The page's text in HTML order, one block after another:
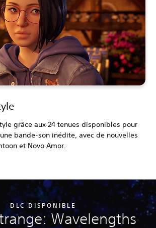
grâce aux 24 tenues disponibles pour
bande-son inédite, avec de nouvelles
et Novo Amor.
DLC DISPONIBLE
Wavelengths